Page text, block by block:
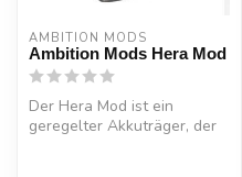
AMBITION MODS
Ambition Mods Hera Mod
Der Hera Mod ist ein
geregelter Akkuträger, der